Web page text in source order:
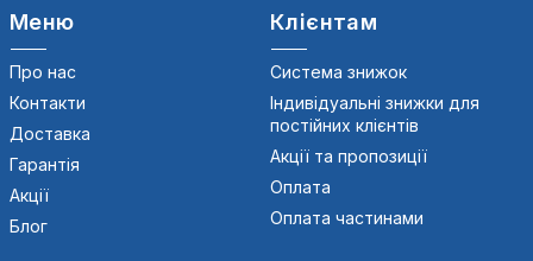
Меню
Про нас
Контакти
Доставка
Гарантія
Акції
Блог
Клієнтам
Система знижок
Індивідуальні знижки для
постійних клієнтів
Акції та пропозиції
Оплата
Оплата частинами